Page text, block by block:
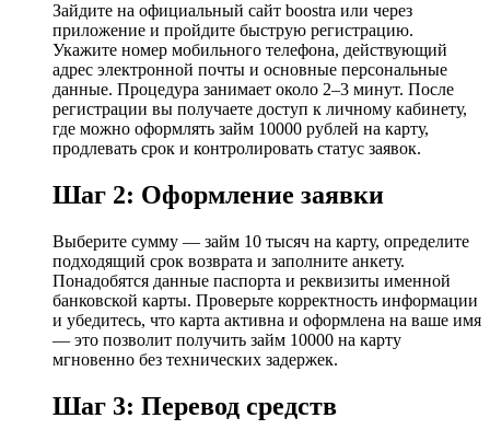
Зайдите на официальный сайт boostra или через
приложение и пройдите быструю регистрацию.
Укажите номер мобильного телефона, действующий
адрес электронной почты и основные персональные
данные. Процедура занимает около 2–3 минут. После
регистрации вы получаете доступ к личному кабинету,
где можно оформлять займ 10000 рублей на карту,
продлевать срок и контролировать статус заявок.
Шаг 2: Оформление заявки
Выберите сумму — займ 10 тысяч на карту, определите
подходящий срок возврата и заполните анкету.
Понадобятся данные паспорта и реквизиты именной
банковской карты. Проверьте корректность информации
и убедитесь, что карта активна и оформлена на ваше имя
— это позволит получить займ 10000 на карту
мгновенно без технических задержек.
Шаг 3: Перевод средств